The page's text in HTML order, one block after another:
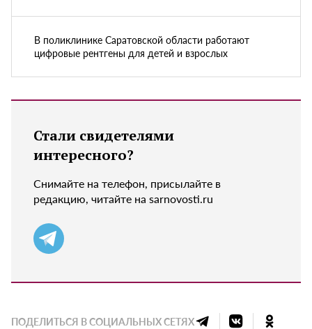
В поликлинике Саратовской области работают
цифровые рентгены для детей и взрослых
Стали свидетелями
интересного?
Снимайте на телефон, присылайте в
редакцию, читайте на sarnovosti.ru
ПОДЕЛИТЬСЯ В СОЦИАЛЬНЫХ СЕТЯХ